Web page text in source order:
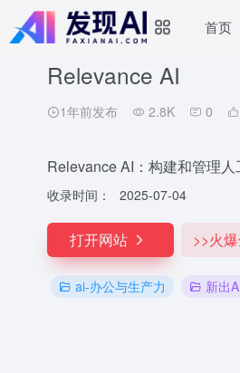
首页
Relevance AI
1年前发布 2.8K 0
Relevance AI：构建和管理人
收录时间： 2025-07-04
打开网站 >>火
ai-办公与生产力 新出